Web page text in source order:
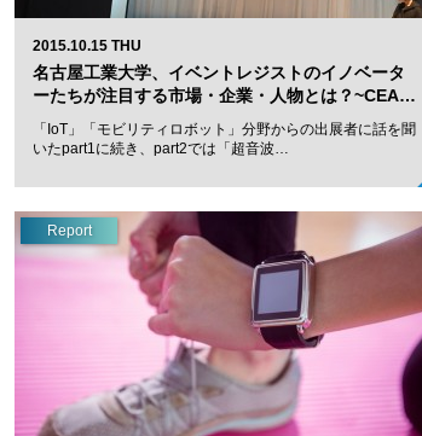
2015.10.15 THU
名古屋工業大学、イベントレジストのイノベータ
ーたちが注目する市場・企業・人物とは？~CEA…
「IoT」「モビリティロボット」分野からの出展者に話を聞
いたpart1に続き、part2では「超音波…
Report